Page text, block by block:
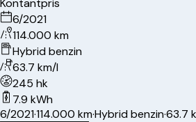
Kontantpris
6/2021
114.000 km
Hybrid benzin
63.7 km/l
245 hk
7.9 kWh
6/2021·114.000 km·Hybrid benzin·63.7